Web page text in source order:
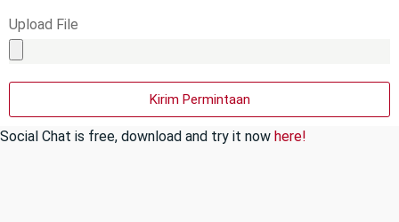
Upload File
Kirim Permintaan
Social Chat is free, download and try it now here!